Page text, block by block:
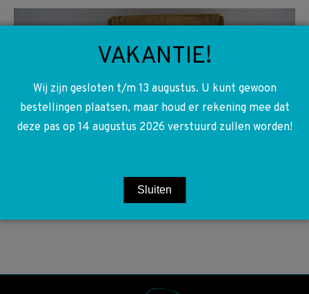
VAKANTIE!
Wij zijn gesloten t/m 13 augustus. U kunt gewoon
bestellingen plaatsen, maar houd er rekening mee dat
deze pas op 14 augustus 2026 verstuurd zullen worden!
Sluiten